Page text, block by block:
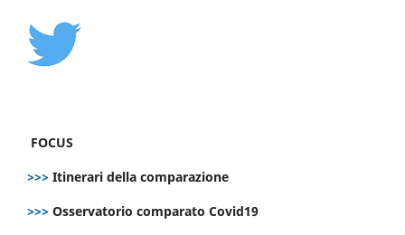
FOCUS
>>> Itinerari della comparazione
>>> Osservatorio comparato Covid19